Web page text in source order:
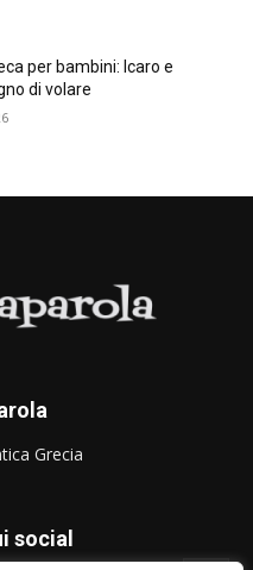
per bambini: Icaro e
di volare
Grecia
social